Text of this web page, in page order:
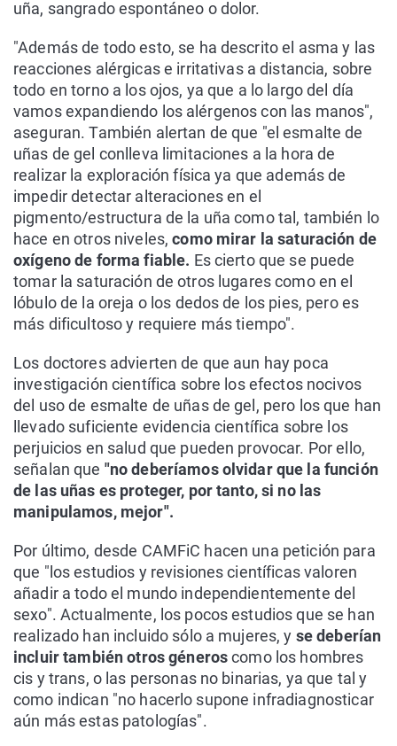
uña, sangrado espontáneo o dolor.
"Además de todo esto, se ha descrito el asma y las
reacciones alérgicas e irritativas a distancia, sobre
todo en torno a los ojos, ya que a lo largo del día
vamos expandiendo los alérgenos con las manos",
aseguran. También alertan de que "el esmalte de
uñas de gel conlleva limitaciones a la hora de
realizar la exploración física ya que además de
impedir detectar alteraciones en el
pigmento/estructura de la uña como tal, también lo
hace en otros niveles,como mirar la saturación de
oxígeno de forma fiable. Es cierto que se puede
tomar la saturación de otros lugares como en el
lóbulo de la oreja o los dedos de los pies, pero es
más dificultoso y requiere más tiempo".
Los doctores advierten de que aun hay poca
investigación científica sobre los efectos nocivos
del uso de esmalte de uñas de gel, pero los que han
llevado suficiente evidencia científica sobre los
perjuicios en salud que pueden provocar. Por ello,
señalan que "no deberíamos olvidar que la función
de las uñas es proteger, por tanto, si no las
manipulamos, mejor".
Por último, desde CAMFiC hacen una petición para
que "los estudios y revisiones científicas valoren
añadir a todo el mundo independientemente del
sexo". Actualmente, los pocos estudios que se han
realizado han incluido sólo a mujeres, y se deberían
incluir también otros géneroscomo los hombres
cis y trans, o las personas no binarias, ya que tal y
como indican "no hacerlo supone infradiagnosticar
aún más estas patologías".